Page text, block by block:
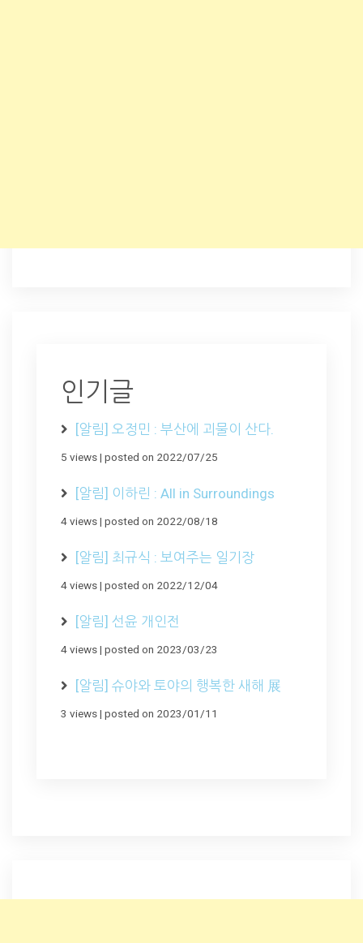
인기글
[알림] 오정민 : 부산에 괴물이 산다.
5 views| posted on 2022/07/25
[알림] 이하린 : All in Surroundings
4 views| posted on 2022/08/18
[알림] 최규식 : 보여주는 일기장
4 views| posted on 2022/12/04
[알림] 선윤 개인전
4 views| posted on 2023/03/23
[알림] 슈야와 토야의 행복한 새해 展
3 views| posted on 2023/01/11